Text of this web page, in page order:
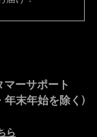
ーサポート
年末年始を除く)
ら